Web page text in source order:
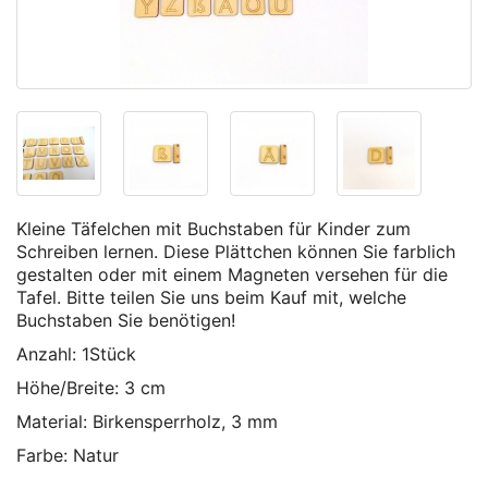
Kleine Täfelchen mit Buchstaben für Kinder zum
Schreiben lernen. Diese Plättchen können Sie farblich
gestalten oder mit einem Magneten versehen für die
Tafel. Bitte teilen Sie uns beim Kauf mit, welche
Buchstaben Sie benötigen!
Anzahl: 1Stück
Höhe/Breite: 3 cm
Material: Birkensperrholz, 3 mm
Farbe: Natur